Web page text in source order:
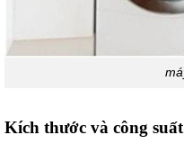
Kích thước và công suất